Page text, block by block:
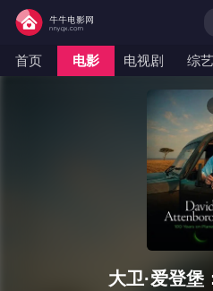
首页 电影 电视剧 综艺
大卫·爱登堡